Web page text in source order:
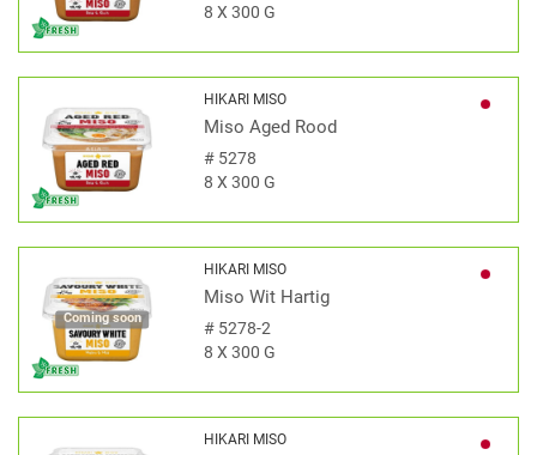
8 X 300 G
HIKARI MISO
Miso Aged Rood
#5278
8 X 300 G
Coming soon
HIKARI MISO
Miso Wit Hartig
#5278-2
8 X 300 G
HIKARI MISO